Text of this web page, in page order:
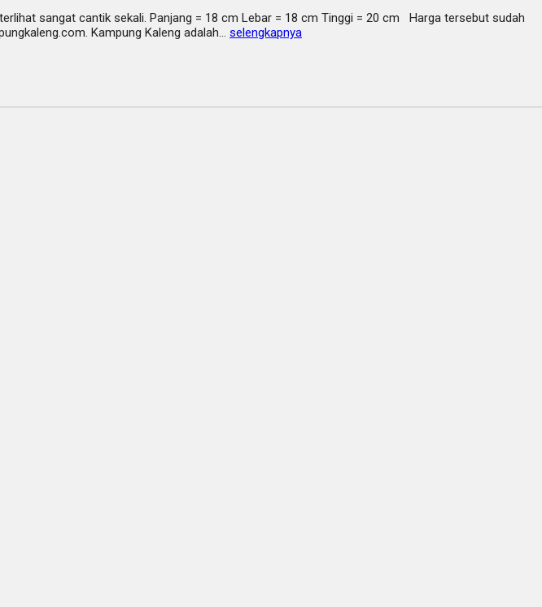
sangat cantik sekali. Panjang = 18 cm Lebar = 18 cm Tinggi = 20 cm Harga tersebut sudah
Kampung Kaleng adalah… selengkapnya